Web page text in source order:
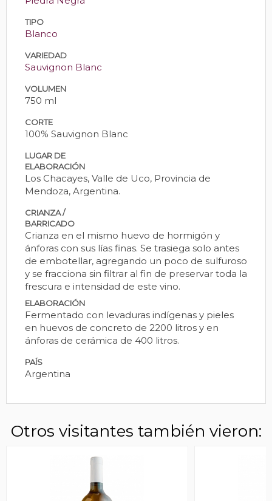
TIPO
Blanco
VARIEDAD
Sauvignon Blanc
VOLUMEN
750 ml
CORTE
100% Sauvignon Blanc
LUGAR DE
ELABORACIÓN
Los Chacayes, Valle de Uco, Provincia de
Mendoza, Argentina.
CRIANZA /
BARRICADO
Crianza en el mismo huevo de hormigón y
ánforas con sus lías finas. Se trasiega solo antes
de embotellar, agregando un poco de sulfuroso
y se fracciona sin filtrar al fin de preservar toda la
frescura e intensidad de este vino.
ELABORACIÓN
Fermentado con levaduras indígenas y pieles
en huevos de concreto de 2200 litros y en
ánforas de cerámica de 400 litros.
PAÍS
Argentina
Otros visitantes también vieron: